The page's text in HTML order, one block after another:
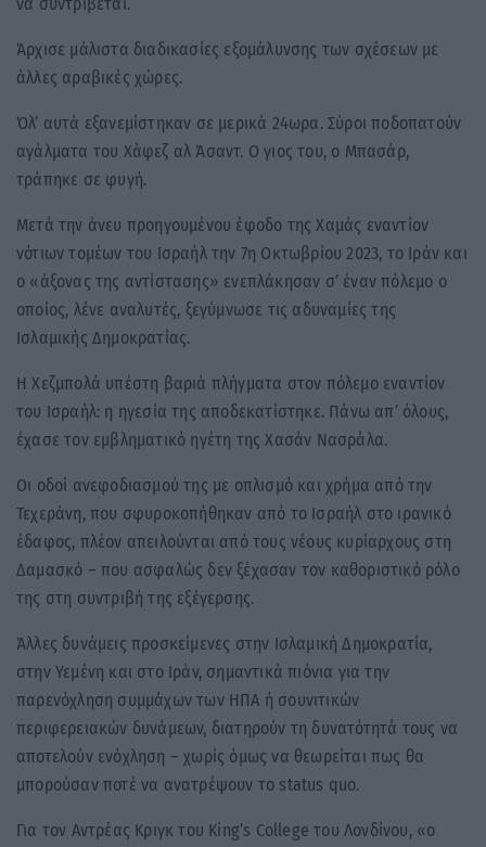
Άρχισε μάλιστα διαδικασίες εξομάλυνσης των σχέσεων με
άλλες αραβικές χώρες.
Όλ’ αυτά εξανεμίστηκαν σε μερικά 24ωρα. Σύροι ποδοπατούν
αγάλματα του Χάφεζ αλ Άσαντ. Ο γιος του, ο Μπασάρ,
τράπηκε σε φυγή.
Μετά την άνευ προηγουμένου έφοδο της Χαμάς εναντίον
νότιων τομέων του Ισραήλ την 7η Οκτωβρίου 2023, το Ιράν και
ο «άξονας της αντίστασης» ενεπλάκησαν σ’ έναν πόλεμο ο
οποίος, λένε αναλυτές, ξεγύμνωσε τις αδυναμίες της
Ισλαμικής Δημοκρατίας.
Η Χεζμπολά υπέστη βαριά πλήγματα στον πόλεμο εναντίον
του Ισραήλ: η ηγεσία της αποδεκατίστηκε. Πάνω απ’ όλους,
έχασε τον εμβληματικό ηγέτη της Χασάν Νασράλα.
Οι οδοί ανεφοδιασμού της με οπλισμό και χρήμα από την
Τεχεράνη, που σφυροκοπήθηκαν από το Ισραήλ στο ιρανικό
έδαφος, πλέον απειλούνται από τους νέους κυρίαρχους στη
Δαμασκό – που ασφαλώς δεν ξέχασαν τον καθοριστικό ρόλο
της στη συντριβή της εξέγερσης.
Άλλες δυνάμεις προσκείμενες στην Ισλαμική Δημοκρατία,
στην Υεμένη και στο Ιράν, σημαντικά πιόνια για την
παρενόχληση συμμάχων των ΗΠΑ ή σουνιτικών
περιφερειακών δυνάμεων, διατηρούν τη δυνατότητά τους να
αποτελούν ενόχληση – χωρίς όμως να θεωρείται πως θα
μπορούσαν ποτέ να ανατρέψουν το status quo.
Για τον Αντρέας Κριγκ του King’s College του Λονδίνου, «ο